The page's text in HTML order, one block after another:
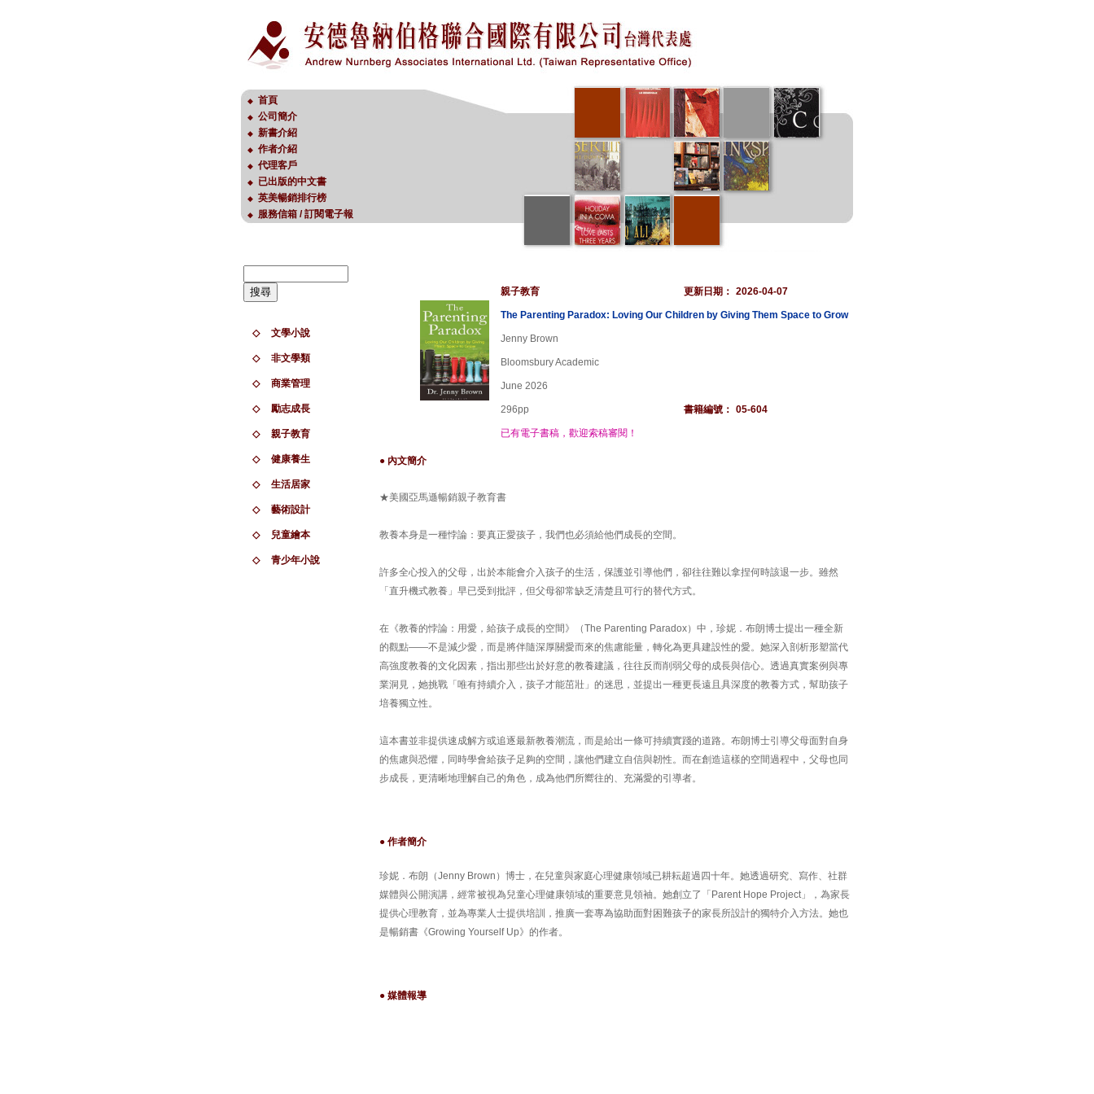
◆ 首頁
◆ 公司簡介
◆ 新書介紹
◆ 作者介紹
◆ 代理客戶
◆ 已出版的中文書
◆ 英美暢銷排行榜
◆ 服務信箱 / 訂閱電子報
◇ 文學小說
◇ 非文學類
◇ 商業管理
◇ 勵志成長
◇ 親子教育
◇ 健康養生
◇ 生活居家
◇ 藝術設計
◇ 兒童繪本
◇ 青少年小說
親子教育 更新日期： 2026-04-07
The Parenting Paradox: Loving Our Children by Giving Them Space to Grow
Jenny Brown
Bloomsbury Academic
June 2026
296pp 書籍編號： 05-604
已有電子書稿，歡迎索稿審閱！
● 內文簡介
★美國亞馬遜暢銷親子教育書
教養本身是一種悖論：要真正愛孩子，我們也必須給他們成長的空間。
許多全心投入的父母，出於本能會介入孩子的生活，保護並引導他們，卻往往難以拿捏何時該退一步。雖然
「直升機式教養」早已受到批評，但父母卻常缺乏清楚且可行的替代方式。
在《教養的悖論：用愛，給孩子成長的空間》（The Parenting Paradox）中，珍妮．布朗博士提出一種全新
的觀點——不是減少愛，而是將伴隨深厚關愛而來的焦慮能量，轉化為更具建設性的愛。她深入剖析形塑當代
高強度教養的文化因素，指出那些出於好意的教養建議，往往反而削弱父母的成長與信心。透過真實案例與專
業洞見，她挑戰「唯有持續介入，孩子才能茁壯」的迷思，並提出一種更長遠且具深度的教養方式，幫助孩子
培養獨立性。
這本書並非提供速成解方或追逐最新教養潮流，而是給出一條可持續實踐的道路。布朗博士引導父母面對自身
的焦慮與恐懼，同時學會給孩子足夠的空間，讓他們建立自信與韌性。而在創造這樣的空間過程中，父母也同
步成長，更清晰地理解自己的角色，成為他們所嚮往的、充滿愛的引導者。
● 作者簡介
珍妮．布朗（Jenny Brown）博士，在兒童與家庭心理健康領域已耕耘超過四十年。她透過研究、寫作、社群
媒體與公開演講，經常被視為兒童心理健康領域的重要意見領袖。她創立了「Parent Hope Project」，為家長
提供心理教育，並為專業人士提供培訓，推廣一套專為協助面對困難孩子的家長所設計的獨特介入方法。她也
是暢銷書《Growing Yourself Up》的作者。
● 媒體報導